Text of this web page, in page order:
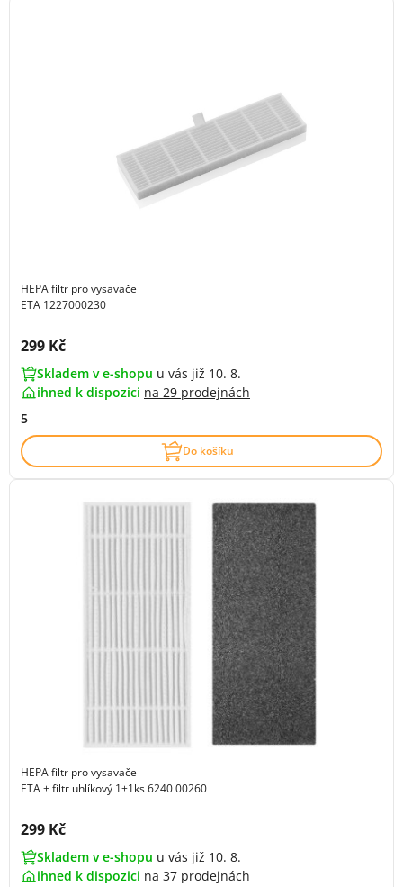
HEPA filtr pro vysavače
ETA 1227000230
Cena s DPH:
299 Kč
Skladem v e-shopu u vás již 10. 8.
ihned k dispozici na 29 prodejnách
5
Do košíku
HEPA filtr pro vysavače
ETA + filtr uhlíkový 1+1ks 6240 00260
Cena s DPH:
299 Kč
Skladem v e-shopu u vás již 10. 8.
ihned k dispozici na 37 prodejnách